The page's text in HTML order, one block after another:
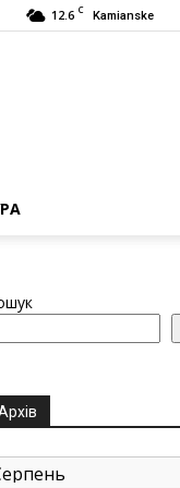
12.6 C Kamianske